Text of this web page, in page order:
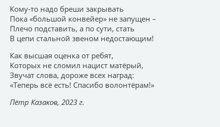
Кому-то надо бреши закрывать
Пока «большой конвейер» не запущен –
Плечо подставить, а по сути, стать
В цепи стальной звеном недостающим!
Как высшая оценка от ребят,
Которых не сломил нацист матёрый,
Звучат слова, дороже всех наград:
«Теперь всё есть! Спасибо волонтёрам!»
Пётр Казаков, 2023 г.